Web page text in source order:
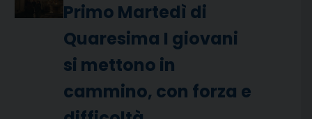
Primo Martedì di
Quaresima I giovani
si mettono in
cammino, con forza e